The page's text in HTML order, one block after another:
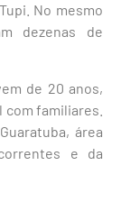
No mesmo
dezenas de
de 20 anos,
com familiares.
área
e da